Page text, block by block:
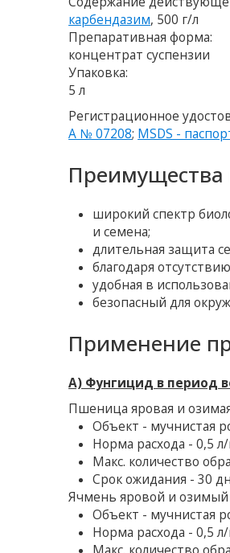
карбендазим, 500 г/л
Препаративная форма:
концентрат суспензии
Упаковка:
5 л
Регистрационное
A № 07208; MSDS -
Преимущества
широкий спектр
и семена;
длительная защита
благодаря
удобная в
безопасный для
Применение
А) Фунгицид в период
Пшеница яровая и
Объект - мучнистая
Норма расхода - 0,5 л/
Макс. количество
Срок ожидания - 30
Ячмень яровой и озимый
Объект - мучнистая
Норма расхода - 0,5 л/